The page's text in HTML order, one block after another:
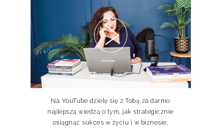
PAKIET KSIĄŻEK DOSKONALE
NIEDOSKONALI TOM I, II, III
Na YouTube dzielę się z Tobą za darmo
najlepszą wiedzą o tym, jak strategicznie
osiągnąć sukces w życiu i w biznesie.